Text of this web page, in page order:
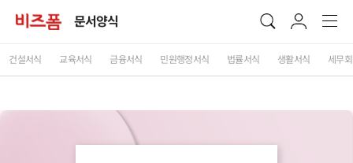
문서양식
건설서식 교육서식 금융서식 민원행정서식 법률서식 생활서식 세무